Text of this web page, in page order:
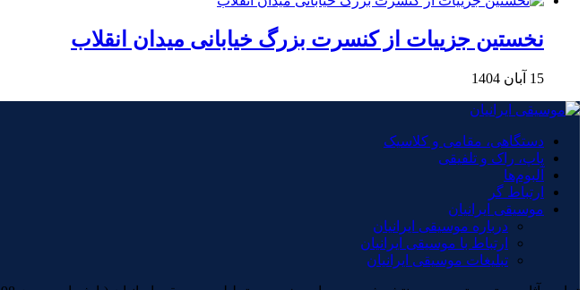
نخستین جزییات از کنسرت بزرگ خیابانی میدان انقلاب
15 آبان 1404
دستگاهی، مقامی و کلاسیک
پاپ، راک و تلفیقی
آلبوم‌ها
ارتباط گر
موسیقی ایرانیان
درباره موسیقی ایرانیان
ارتباط با موسیقی ایرانیان
تبلیغات موسیقی ایرانیان